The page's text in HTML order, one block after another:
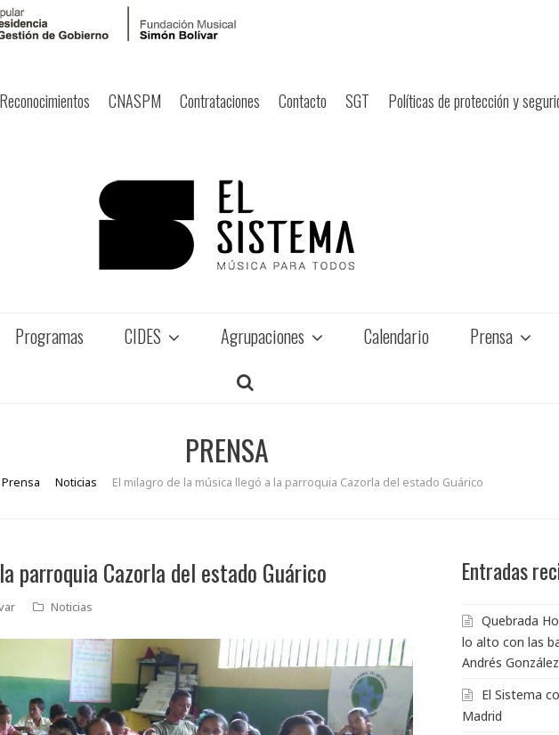
Reconocimientos CNASPM Contrataciones Contacto SGT Políticas de protección y
Programas CIDES Agrupaciones Calendario Prensa
PRENSA
Prensa Noticias El milagro de la música llegó a la parroquia Cazorla del estado Guárico
parroquia Cazorla del estado Guárico
Noticias
Entradas
Quebrada
lo alto con las
Andrés
El Sistema
Madrid